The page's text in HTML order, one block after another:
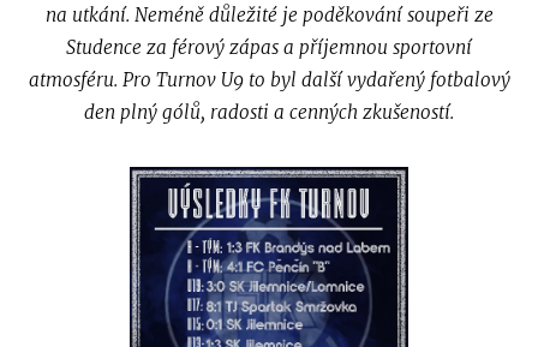
na utkání. Neméně důležité je poděkování soupeři ze
Studence za férový zápas a příjemnou sportovní
atmosféru. Pro Turnov U9 to byl další vydařený fotbalový
den plný gólů, radosti a cenných zkušeností.